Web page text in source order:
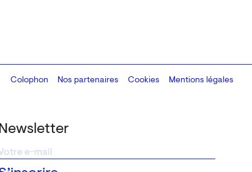
Newsletter
Colophon
Design:Marcel Kaczmarek, code:8080.studio
Nos partenaires Cookies Mentions légales